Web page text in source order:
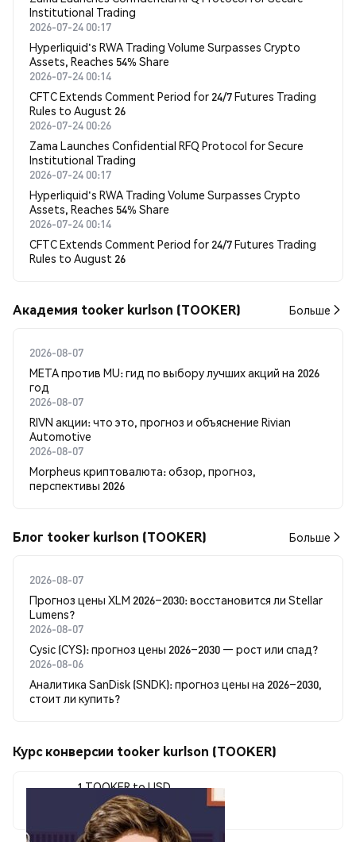
Institutional Trading
2026-07-24 00:17
Hyperliquid's RWA Trading Volume Surpasses Crypto
Assets, Reaches 54% Share
2026-07-24 00:14
CFTC Extends Comment Period for 24/7 Futures Trading
Rules to August 26
2026-07-24 00:26
Zama Launches Confidential RFQ Protocol for Secure
Institutional Trading
2026-07-24 00:17
Hyperliquid's RWA Trading Volume Surpasses Crypto
Assets, Reaches 54% Share
2026-07-24 00:14
CFTC Extends Comment Period for 24/7 Futures Trading
Rules to August 26
Академия tooker kurlson (TOOKER) Больше
2026-08-07
META против MU: гид по выбору лучших акций на 2026
год
2026-08-07
RIVN акции: что это, прогноз и объяснение Rivian
Automotive
2026-08-07
Morpheus криптовалюта: обзор, прогноз,
перспективы 2026
Блог tooker kurlson (TOOKER) Больше
2026-08-07
Прогноз цены XLM 2026–2030: восстановится ли Stellar
Lumens?
2026-08-07
Cysic (CYS): прогноз цены 2026–2030 — рост или спад?
2026-08-06
Аналитика SanDisk (SNDK): прогноз цены на 2026–2030,
стоит ли купить?
Курс конверсии tooker kurlson (TOOKER)
1 TOOKER to USD
$0.00011909